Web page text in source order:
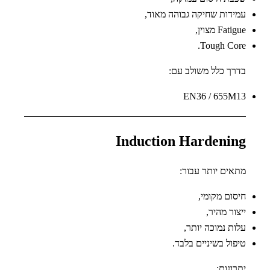
עמידות שחיקה גבוהה מאוד,
Fatigue מצוין,
Tough Core.
בדרך כלל משולב עם:
EN36 / 655M13
Induction Hardening
מתאים יותר עבור:
חיסום מקומי,
ייצור מהיר,
עלות נמוכה יותר,
טיפול בשיניים בלבד.